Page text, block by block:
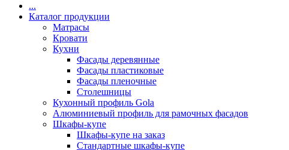
...
Каталог продукции
Матрасы
Кровати
Кухни
Фасады деревянные
Фасады пластиковые
Фасады пленочные
Столешницы
Кухонный профиль Gola
Алюминиевый профиль для рамочных фасадов
Шкафы-купе
Шкафы-купе на заказ
Стандартные шкафы-купе